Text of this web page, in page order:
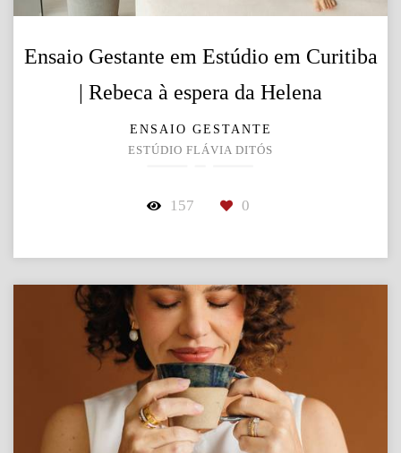
Ensaio Gestante em Estúdio em Curitiba
| Rebeca à espera da Helena
ENSAIO GESTANTE
ESTÚDIO FLÁVIA DITÓS
157 0